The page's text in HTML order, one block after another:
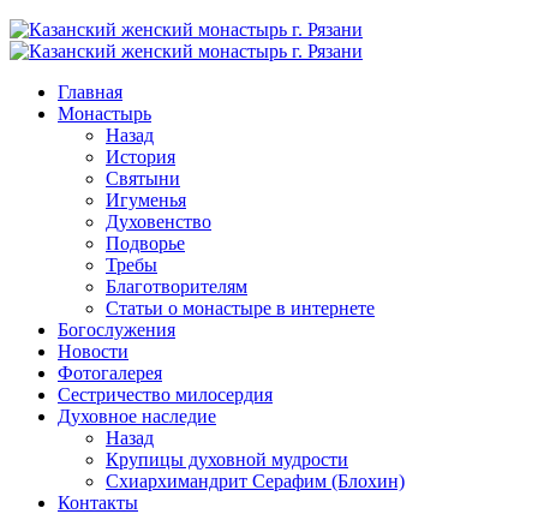
Главная
Монастырь
Назад
История
Святыни
Игуменья
Духовенство
Подворье
Требы
Благотворителям
Статьи о монастыре в интернете
Богослужения
Новости
Фотогалерея
Сестричество милосердия
Духовное наследие
Назад
Крупицы духовной мудрости
Схиархимандрит Серафим (Блохин)
Контакты